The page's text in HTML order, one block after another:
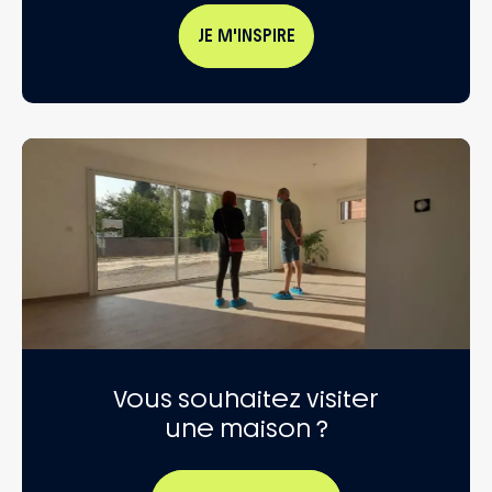
JE M'INSPIRE
Vous souhaitez visiter
une maison ?